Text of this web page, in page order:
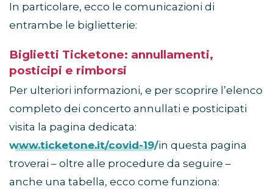
In particolare, ecco le comunicazioni di
entrambe le biglietterie:
Biglietti Ticketone: annullamenti,
posticipi e rimborsi
Per ulteriori informazioni, e per scoprire l’elenco
completo dei concerto annullati e posticipati
visita la pagina dedicata:
www.ticketone.it/covid-19/in questa pagina
troverai – oltre alle procedure da seguire –
anche una tabella, ecco come funziona: